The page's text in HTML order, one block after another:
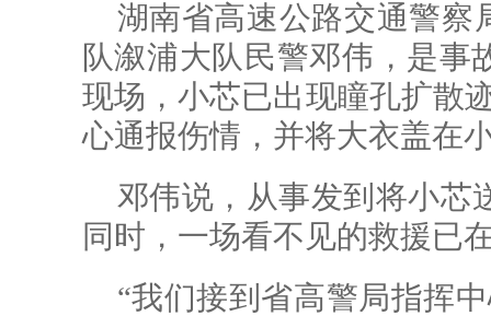
湖南省高速公路交通警察
队溆浦大队民警邓伟，是事
现场，小芯已出现瞳孔扩散
心通报伤情，并将大衣盖在
邓伟说，从事发到将小芯
同时，一场看不见的救援已
“我们接到省高警局指挥